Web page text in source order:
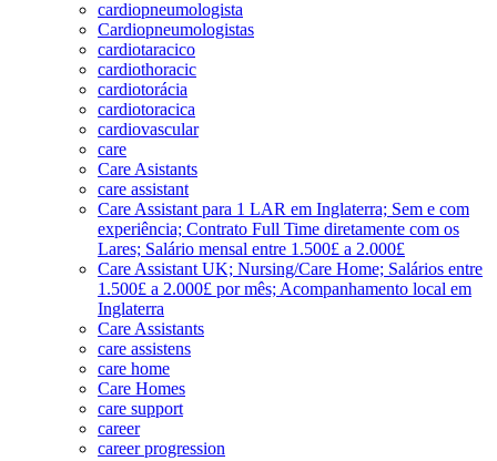
cardiopneumologista
Cardiopneumologistas
cardiotaracico
cardiothoracic
cardiotorácia
cardiotoracica
cardiovascular
care
Care Asistants
care assistant
Care Assistant para 1 LAR em Inglaterra; Sem e com
experiência; Contrato Full Time diretamente com os
Lares; Salário mensal entre 1.500£ a 2.000£
Care Assistant UK; Nursing/Care Home; Salários entre
1.500£ a 2.000£ por mês; Acompanhamento local em
Inglaterra
Care Assistants
care assistens
care home
Care Homes
care support
career
career progression